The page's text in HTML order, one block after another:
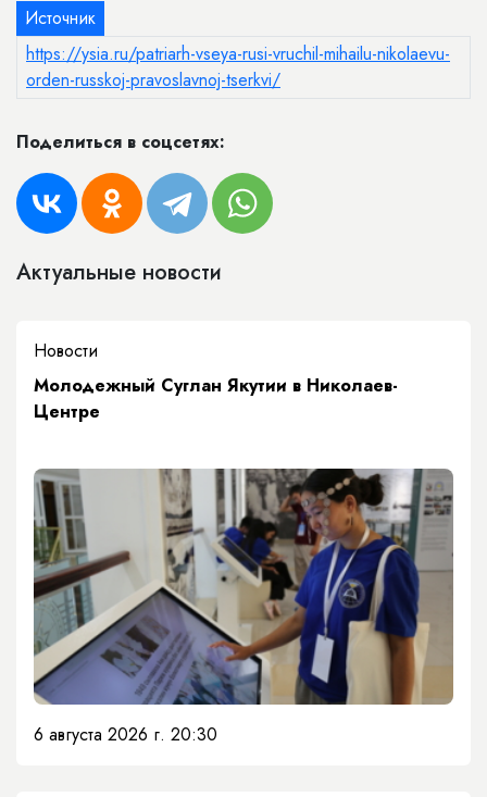
Источник
https://ysia.ru/patriarh-vseya-rusi-vruchil-mihailu-nikolaevu-
orden-russkoj-pravoslavnoj-tserkvi/
Поделиться в соцсетях:
Актуальные новости
Новости
Молодежный Суглан Якутии в Николаев-
Центре
6 августа 2026 г. 20:30